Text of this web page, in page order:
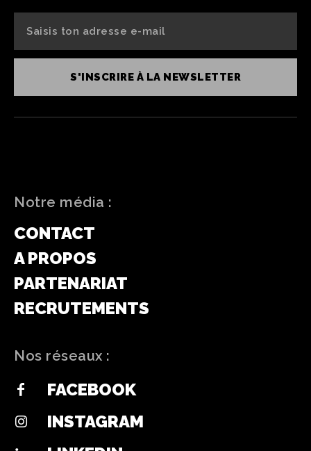
S'INSCRIRE À LA NEWSLETTER
Notre média :
CONTACT
A PROPOS
PARTENARIAT
RECRUTEMENTS
Nos réseaux :
FACEBOOK
INSTAGRAM